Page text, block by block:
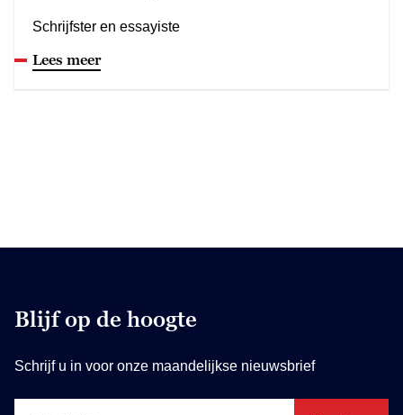
Schrijfster en essayiste
Lees meer
Blijf op de hoogte
Schrijf u in voor onze maandelijkse nieuwsbrief